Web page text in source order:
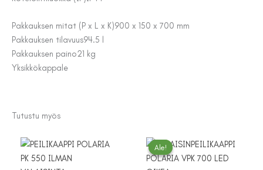
Pakkauksen mitat (P x L x K)900 x 150 x 700 mm
Pakkauksen tilavuus94.5 l
Pakkauksen paino21 kg
Yksikkökappale
Tutustu myös
Ale!
Ale!